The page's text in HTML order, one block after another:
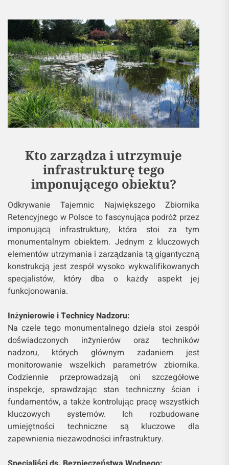
Kto zarządza i utrzymuje
infrastrukturę tego
imponującego obiektu?
Odkrywanie Tajemnic Największego Zbiornika
Retencyjnego w Polsce to fascynująca podróż przez
imponującą infrastrukturę, która stoi za tym
monumentalnym obiektem. Jednym z kluczowych
elementów utrzymania i zarządzania tą gigantyczną
konstrukcją jest zespół wysoko wykwalifikowanych
specjalistów, który dba o każdy aspekt jej
funkcjonowania.
Inżynierowie i Technicy Nadzoru:
Na czele tego monumentalnego dzieła stoi zespół
doświadczonych inżynierów oraz techników
nadzoru, których głównym zadaniem jest
monitorowanie wszelkich parametrów zbiornika.
Codziennie przeprowadzają oni szczegółowe
inspekcje, sprawdzając stan techniczny ścian i
fundamentów, a także kontrolując pracę wszystkich
kluczowych systemów. Ich rozbudowane
umiejętności techniczne są kluczowe dla
zapewnienia niezawodności infrastruktury.